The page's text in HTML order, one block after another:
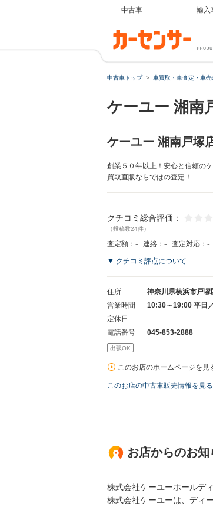
中古車 輸入
中古車トップ 車買取・車査定・車売
ケーユー 湘南
ケーユー 湘南戸塚
創業５０年以上！安心と信頼の
買取直販ならではの査定！
クチコミ総合評価：
（投稿数24件）
査定額： - 連絡： - 査定対応： -
▼ クチコミ評点について
住所
神奈川県横浜市戸塚
営業時間
10:30～19:00 平日
定休日
電話番号
045-853-2888
出張OK
このお店のホームページを見
このお店の中古車販売情報を見る
お店からのお知
株式会社ケーユーホールデ
株式会社ケーユーは、ディ